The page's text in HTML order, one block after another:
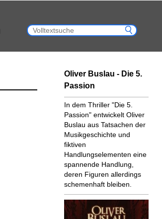
Oliver Buslau - Die 5.
Passion
In dem Thriller "Die 5.
Passion" entwickelt Oliver
Buslau aus Tatsachen der
Musikgeschichte und
fiktiven
Handlungselementen eine
spannende Handlung,
deren Figuren allerdings
schemenhaft bleiben.